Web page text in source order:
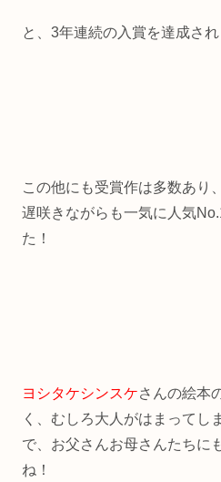
と、3年連続の入賞を達成され
この他にも受賞作は多数あり、
遅咲きながらも一気に人気
た！
ヨシタケシンスケさんの絵本
く、むしろ大人がはまってし
で、お父さんお母さんたちに
ね！